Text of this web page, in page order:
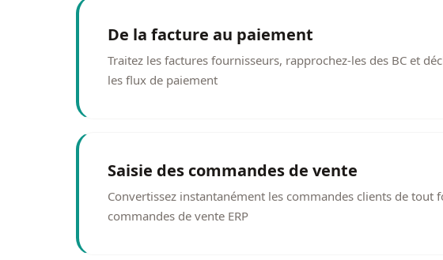
De la facture au paiement
Traitez les factures fournisseurs, rapprochez-les des BC et
les flux de paiement
Saisie des commandes de vente
Convertissez instantanément les commandes clients de tout
commandes de vente ERP